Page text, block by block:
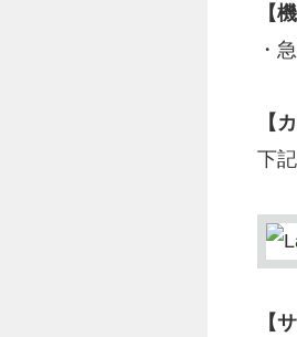
【
・
【
下
【